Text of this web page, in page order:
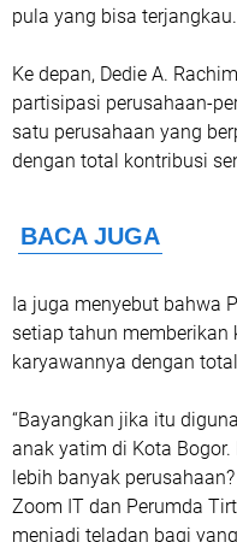
pula yang bisa terjangkau.
Ke depan, Dedie A.
partisipasi perusahaan-
satu perusahaan yang
dengan total kontribusi
Ia juga menyebut bahwa
setiap tahun
karyawannya dengan
“Bayangkan jika itu
anak yatim di Kota
lebih banyak
Zoom IT dan Perumda
menjadi teladan bagi